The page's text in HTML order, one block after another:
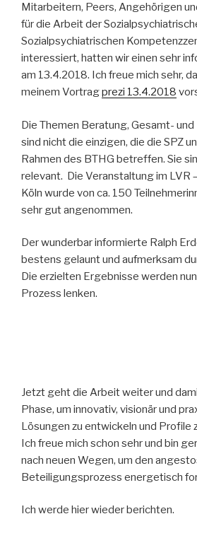
Mitarbeitern, Peers, Angehörigen
für die Arbeit der
Sozialpsychiatrischen
interessiert, hatten wir einen sehr
am 13.4.2018. Ich freue mich sehr,
meinem Vortragprezi 13.4.2018
Die Themen Beratung, Gesamt-
sind nicht die einzigen, die die SPZ
Rahmen des BTHG betreffen. Sie
relevant. Die Veranstaltung im LVR
Köln wurde von ca. 150
sehr gut angenommen.
Der wunderbar informierte Ralph
bestens gelaunt und aufmerksam
Die erzielten Ergebnisse werden
Prozess lenken.
Jetzt geht die Arbeit weiter und
Phase, um innovativ, visionär und
Lösungen zu entwickeln und Profile
Ich freue mich schon sehr und bin
nach neuen Wegen, um den
Beteiligungsprozess energetisch
Ich werde hier wieder berichten.